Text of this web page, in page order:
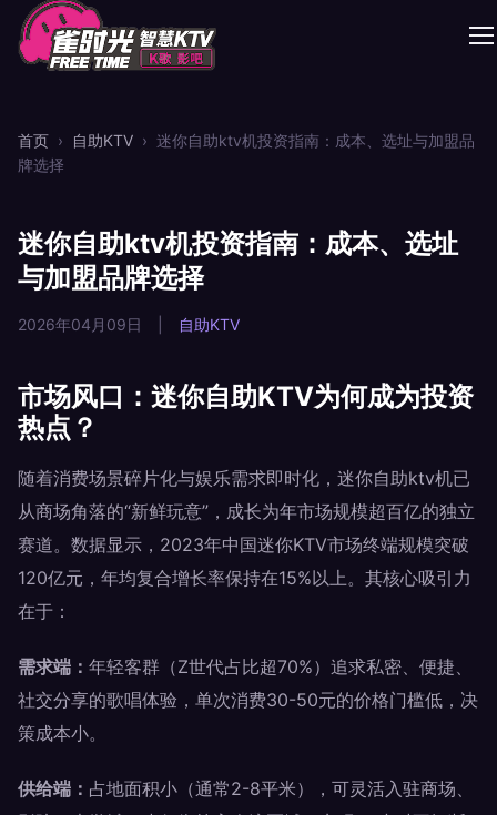
首页 › 自助KTV › 迷你自助ktv机投资指南：成本、选址与加盟品
牌选择
迷你自助ktv机投资指南：成本、选址
与加盟品牌选择
2026年04月09日 自助KTV
市场风口：迷你自助KTV为何成为投资
热点？
随着消费场景碎片化与娱乐需求即时化，迷你自助ktv机已
从商场角落的“新鲜玩意”，成长为年市场规模超百亿的独立
赛道。数据显示，2023年中国迷你KTV市场终端规模突破
120亿元，年均复合增长率保持在15%以上。其核心吸引力
在于：
需求端： 年轻客群（Z世代占比超70%）追求私密、便捷、
社交分享的歌唱体验，单次消费30-50元的价格门槛低，决
策成本小。
供给端： 占地面积小（通常2-8平米），可灵活入驻商场、